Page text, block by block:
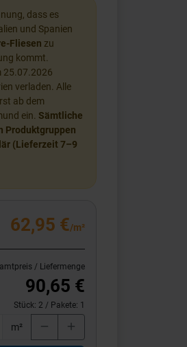
dass es
und Spanien
Fliesen zu
kommt.
25.07.2026
verladen. Alle
ab dem
ein. Sämtliche
Produktgruppen
(Lieferzeit 7–9
62,95 €/m²
/ Liefermenge
90,65 €
Stück: 2 / Pakete: 1
m²